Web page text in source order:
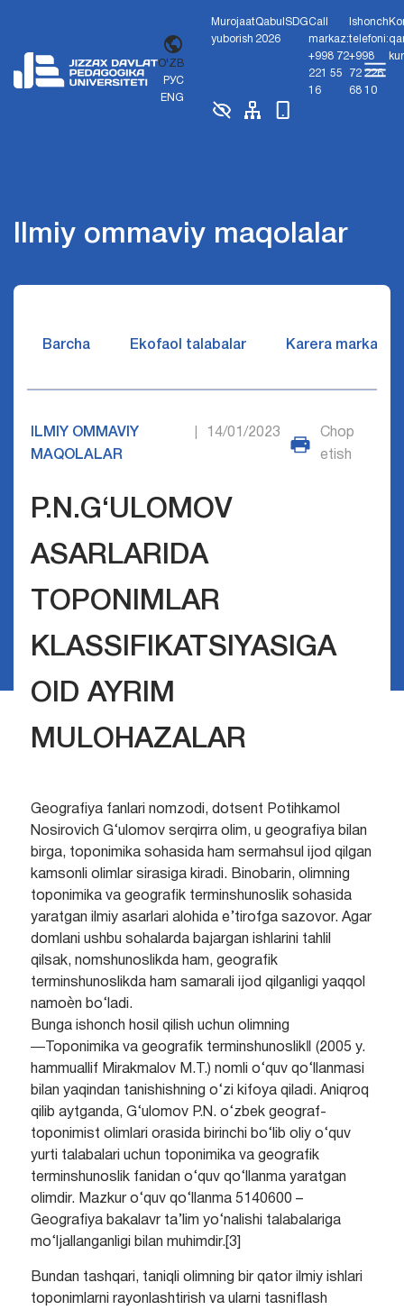
O'ZB
РУС
ENG
Murojaat
yuborish
Qabul
2026
SDGCall
markaz:
+998 72
221 55
16
Ishonch
telefoni:
+998
72 226
68 10
Ilmiy ommaviy maqolalar
Barcha Ekofaol talabalar Karera markazi
ILMIY OMMAVIY
MAQOLALAR
14/01/2023
Chop
etish
P.N.G‘ULOMOV
ASARLARIDA
TOPONIMLAR
KLASSIFIKATSIYASIGA
OID AYRIM
MULOHAZALAR
Geografiya fanlari nomzodi, dotsent Potihkamol
Nosirovich G‘ulomov serqirra olim, u geografiya bilan
birga, toponimika sohasida ham sermahsul ijod qilgan
kamsonli olimlar sirasiga kiradi. Binobarin, olimning
toponimika va geografik terminshunoslik sohasida
yaratgan ilmiy asarlari alohida e’tirofga sazovor. Agar
domlani ushbu sohalarda bajargan ishlarini tahlil
qilsak, nomshunoslikda ham, geografik
terminshunoslikda ham samarali ijod qilganligi yaqqol
namoѐn bo‘ladi.
Bunga ishonch hosil qilish uchun olimning
―Toponimika va geografik terminshunoslik‖ (2005 y.
hammuallif Mirakmalov M.T.) nomli o‘quv qo‘llanmasi
bilan yaqindan tanishishning o‘zi kifoya qiladi. Aniqroq
qilib aytganda, G‘ulomov P.N. o‘zbek geograf-
toponimist olimlari orasida birinchi bo‘lib oliy o‘quv
yurti talabalari uchun toponimika va geografik
terminshunoslik fanidan o‘quv qo‘llanma yaratgan
olimdir. Mazkur o‘quv qo‘llanma 5140600 –
Geografiya bakalavr ta’lim yo‘nalishi talabalariga
mo‘ljallanganligi bilan muhimdir.[3]
Bundan tashqari, taniqli olimning bir qator ilmiy ishlari
toponimlarni rayonlashtirish va ularni tasniflash